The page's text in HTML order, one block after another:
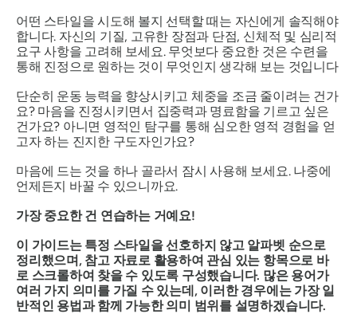
어떤 스타일을 시도해 볼지 선택할 때는 자신에게 솔직해야
합니다. 자신의 기질, 고유한 장점과 단점, 신체적 및 심리적
요구 사항을 고려해 보세요. 무엇보다 중요한 것은 수련을
통해 진정으로 원하는 것이 무엇인지 생각해 보는 것입니다
단순히 운동 능력을 향상시키고 체중을 조금 줄이려는 건가
요? 마음을 진정시키면서 집중력과 명료함을 기르고 싶은
건가요? 아니면 영적인 탐구를 통해 심오한 영적 경험을 얻
고자 하는 진지한 구도자인가요?
마음에 드는 것을 하나 골라서 잠시 사용해 보세요. 나중에
언제든지 바꿀 수 있으니까요.
가장 중요한 건 연습하는 거예요!
이 가이드는 특정 스타일을 선호하지 않고 알파벳 순으로
정리했으며, 참고 자료로 활용하여 관심 있는 항목으로 바
로 스크롤하여 찾을 수 있도록 구성했습니다. 많은 용어가
여러 가지 의미를 가질 수 있는데, 이러한 경우에는 가장 일
반적인 용법과 함께 가능한 의미 범위를 설명하겠습니다.